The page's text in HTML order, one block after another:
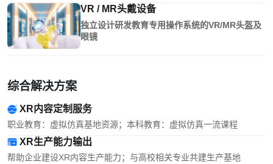
VR / MR头戴设备
独立设计研发教育专用操作系统的VR/MR头盔及
眼镜
综合解决方案
XR内容定制服务
职业教育：虚拟仿真基地资源；本科教育：虚拟仿真一流课程
XR生产能力输出
帮助企业建设XR内容生产能力；与高校相关专业共建生产基地